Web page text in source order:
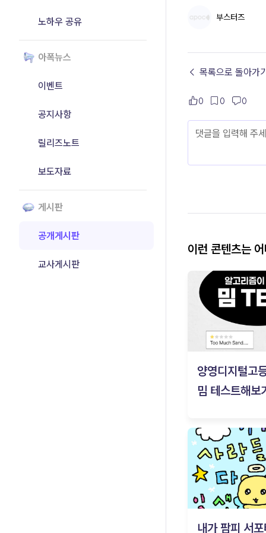
노하우 공유
아폭뉴스
이벤트
공지사항
릴리즈노트
보도자료
게시판
공개게시판
교사게시판
부스터즈
← 목록으로 돌아가기
0 0 0
이런 콘텐츠는
양영디지털고
밈 테스트해보
내가 팜피 서